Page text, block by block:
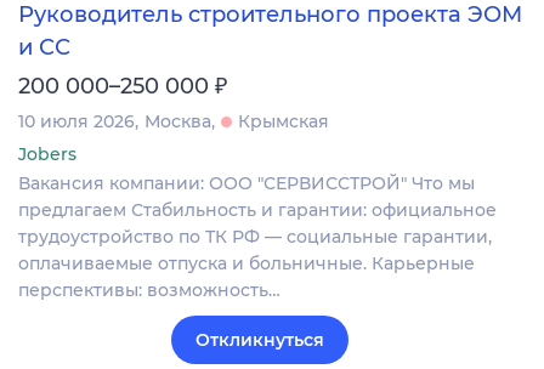
Руководитель строительного проекта ЭОМ
и СС
200 000–250 000 ₽
10 июля 2026 Москва
Крымская
Jobers
Вакансия компании: ООО "СЕРВИССТРОЙ" Что мы
предлагаем Стабильность и гарантии: официальное
трудоустройство по ТК РФ — социальные гарантии,
оплачиваемые отпуска и больничные. Карьерные
перспективы: возможность…
Откликнуться